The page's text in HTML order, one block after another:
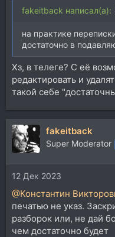
fakeitback написал(а):
на практике
достаточно в
Хз, в телеге? С её
редактировать и
такой себе
fakeitback
Super Moderator
12 Дек 2023
@Константин
печатью не указ.
разборок или, не дай
чем достаточно будет